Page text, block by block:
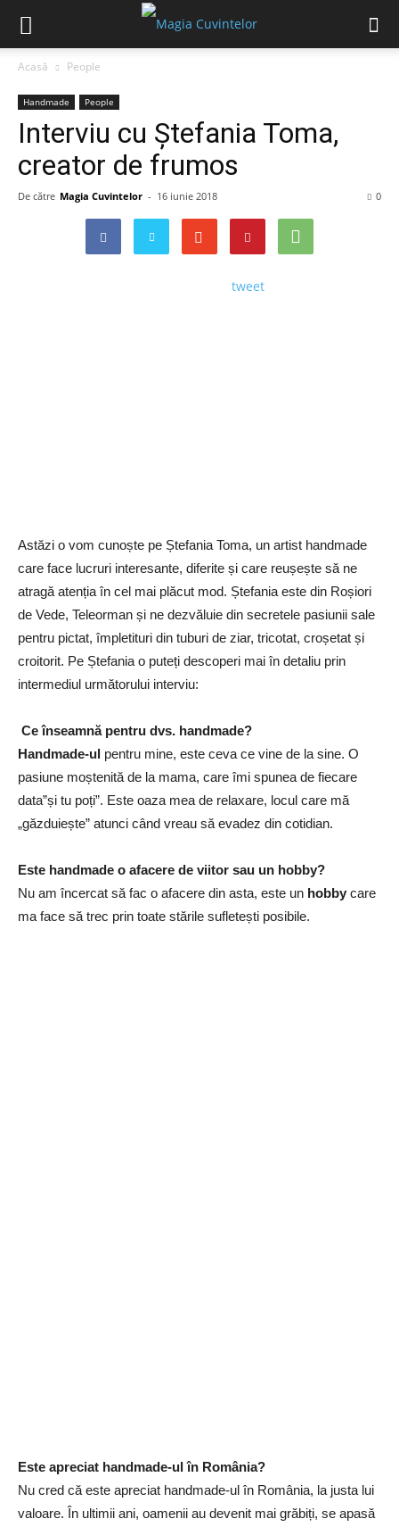
Acasă People
Handmade People
Interviu cu Ștefania Toma,
creator de frumos
De către Magia Cuvintelor - 16 iunie 2018 0
tweet
Astăzi o vom cunoște pe Ștefania Toma, un artist handmade
care face lucruri interesante, diferite și care reușește să ne
atragă atenția în cel mai plăcut mod. Ștefania este din Roșiori
de Vede, Teleorman și ne dezvăluie din secretele pasiunii sale
pentru pictat, împletituri din tuburi de ziar, tricotat, croșetat și
croitorit. Pe Ștefania o puteți descoperi mai în detaliu prin
intermediul următorului interviu:
Ce înseamnă pentru dvs. handmade?
Handmade-ul pentru mine, este ceva ce vine de la sine. O
pasiune moștenită de la mama, care îmi spunea de fiecare
data”și tu poți”. Este oaza mea de relaxare, locul care mă
„găzduiește” atunci când vreau să evadez din cotidian.
Este handmade o afacere de viitor sau un hobby?
Nu am încercat să fac o afacere din asta, este un hobby care
ma face să trec prin toate stările sufletești posibile.
Este apreciat handmade-ul în România?
Nu cred că este apreciat handmade-ul în România, la justa lui
valoare. În ultimii ani, oamenii au devenit mai grăbiți, se apasă